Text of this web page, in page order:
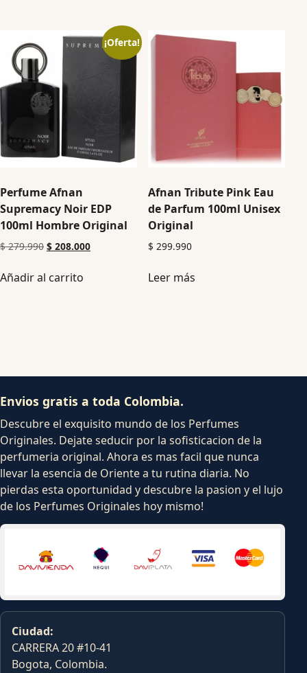
¡Oferta!
Perfume Afnan
Supremacy Noir EDP
100ml Hombre Original
$279.990 $ 208.000
Añadir al carrito
Afnan Tribute Pink Eau
de Parfum 100ml Unisex
Original
$ 299.990
Leer más
Envios gratis a toda Colombia.
Descubre el exquisito mundo de los Perfumes
Originales. Dejate seducir por la sofisticacion de la
perfumeria original. Ahora es mas facil que nunca
llevar la esencia de Oriente a tu rutina diaria. No
pierdas esta oportunidad y descubre la pasion y el lujo
de los Perfumes Originales hoy mismo!
Ciudad:
CARRERA 20 #10-41
Bogota, Colombia.